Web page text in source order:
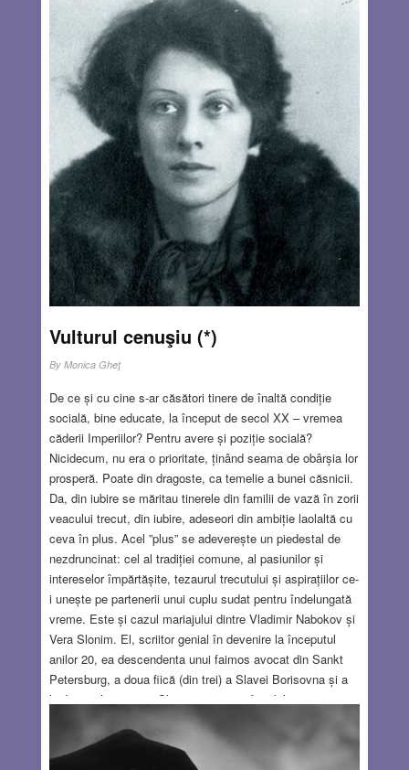
persoane care nici măcar nu cunosc sursa viziunii lor şi
cred în mod eronat că ea le aparţine. O stradă pe care o
parcurgem zilnic ne apare sub altă lumină când vedem un
tablou sau chiar o fotografie a aceleiaşi străzi. Unghiul din
care e luată fotografia, perspectiva unei picturi a străzii ne
surprind ca o revelaţie: “O fi oare aceasta strada pe care
mă plimb mereu? Eu nu am observat acest detaliu.” Arta
are capacitatea de a prezenta ceea ce ne este familiar ca
ceva complet nou. Emisiunea amplifică la maximum
această noţiune. Te-ai uitat destul de atent la pictura lui
Botticelli?
Read more…
MAY 18, 2023 14 COMMENTS
Vulturul cenuşiu (*)
By Monica Gheţ
De ce și cu cine s-ar căsători tinere de înaltă condiție
socială, bine educate, la început de secol XX – vremea
căderii Imperiilor? Pentru avere și poziție socială?
Nicidecum, nu era o prioritate, ținând seama de obârșia lor
prosperă. Poate din dragoste, ca temelie a bunei căsnicii.
Da, din iubire se măritau tinerele din familii de vază în zorii
veacului trecut, din iubire, adeseori din ambiție laolaltă cu
ceva în plus. Acel ”plus” se adeverește un piedestal de
nezdruncinat: cel al tradiției comune, al pasiunilor și
intereselor împărtășite, tezaurul trecutului și aspirațiilor ce-
i unește pe partenerii unui cuplu sudat pentru îndelungată
vreme. Este și cazul mariajului dintre Vladimir Nabokov și
Vera Slonim. El, scriitor genial în devenire la începutul
anilor 20, ea descendenta unui faimos avocat din Sankt
Petersburg, a doua fiică (din trei) a Slavei Borisovna și a
lui Ievsei Lazarovici Slonim, evrei confortabil integrați
Imperiului Țarist, liberali prin instrucție și cultură. Ievsei
Lazarovici Slonim a fugit cu familia din calea Revoluției
Bolșevice mai întâi la Kiev, apoi la Odesa, au trecut prin